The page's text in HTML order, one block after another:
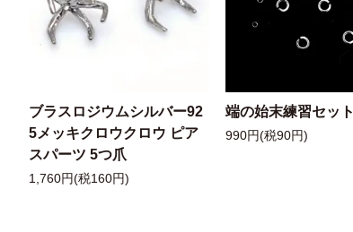
ブラスロジウムシルバー92
5メッキクロウクロウ ピア
スパーツ 5つ爪
1,760円(税160円)
端の始末練習セット
990円(税90円)